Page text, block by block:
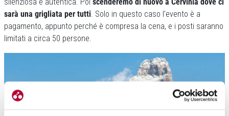
sarà una grigliata per tutti. Solo in questo caso l’evento è a
pagamento, appunto perché è compresa la cena, e i posti saranno
limitati a circa 50 persone.